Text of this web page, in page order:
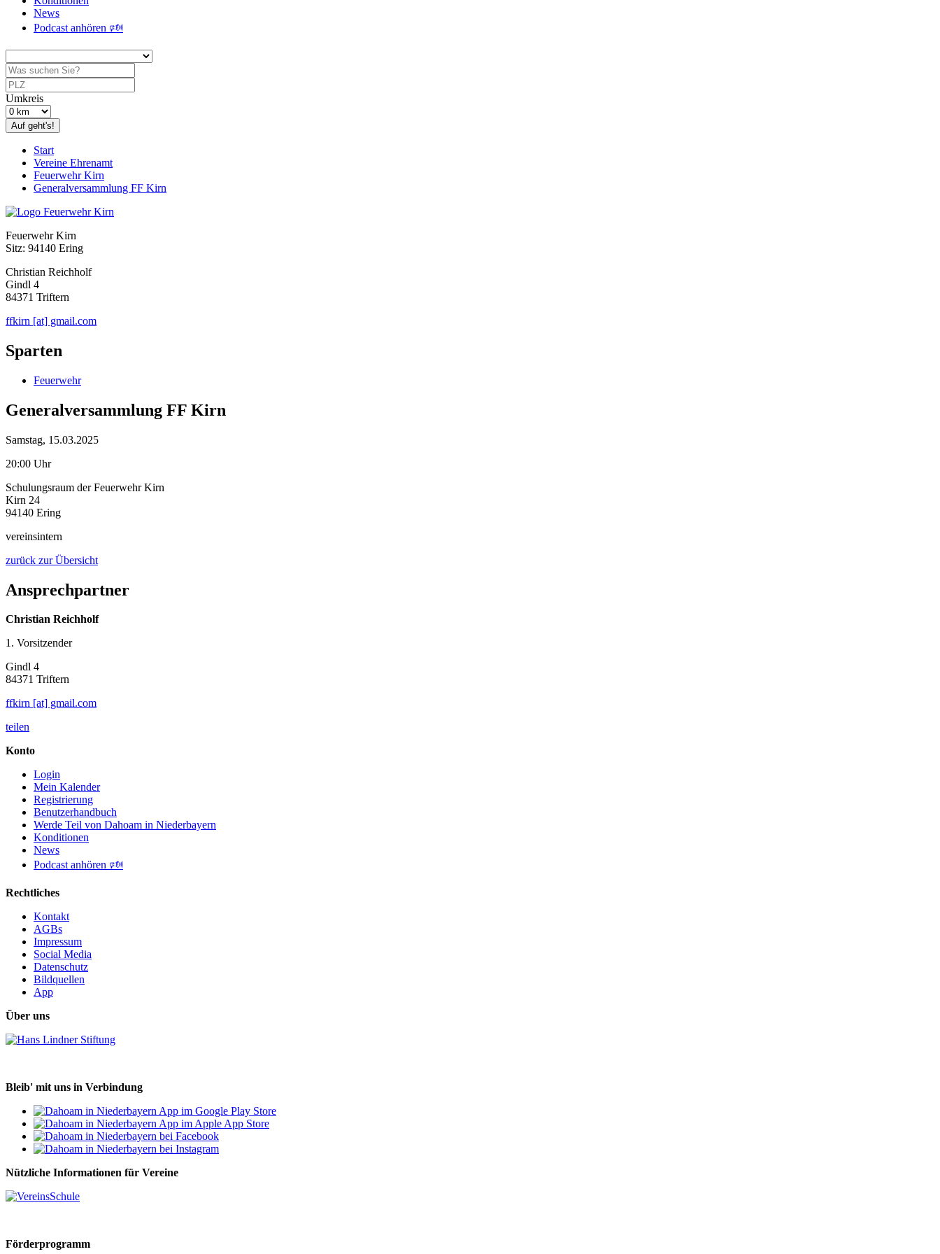
News
Podcast anhören 🕬
Umkreis
Auf geht's!
Start
Vereine Ehrenamt
Feuerwehr Kirn
Generalversammlung FF Kirn
Feuerwehr Kirn
Sitz: 94140 Ering
Christian Reichholf
Gindl 4
84371 Triftern
ffkirn [at] gmail.com
Sparten
Feuerwehr
Generalversammlung FF Kirn
Samstag, 15.03.2025
20:00 Uhr
Schulungsraum der Feuerwehr Kirn
Kirn 24
94140 Ering
vereinsintern
zurück zur Übersicht
Ansprechpartner
Christian Reichholf
1. Vorsitzender
Gindl 4
84371 Triftern
ffkirn [at] gmail.com
teilen
Konto
Login
Mein Kalender
Registrierung
Benutzerhandbuch
Werde Teil von Dahoam in Niederbayern
Konditionen
News
Podcast anhören 🕬
Rechtliches
Kontakt
AGBs
Impressum
Social Media
Datenschutz
Bildquellen
App
Über uns
Bleib' mit uns in Verbindung
Nützliche Informationen für Vereine
Förderprogramm